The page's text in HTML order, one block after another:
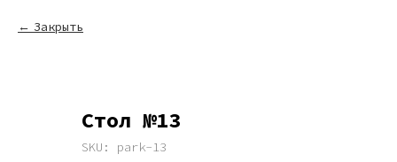
Закрыть
Стол №13
SKU: park-13